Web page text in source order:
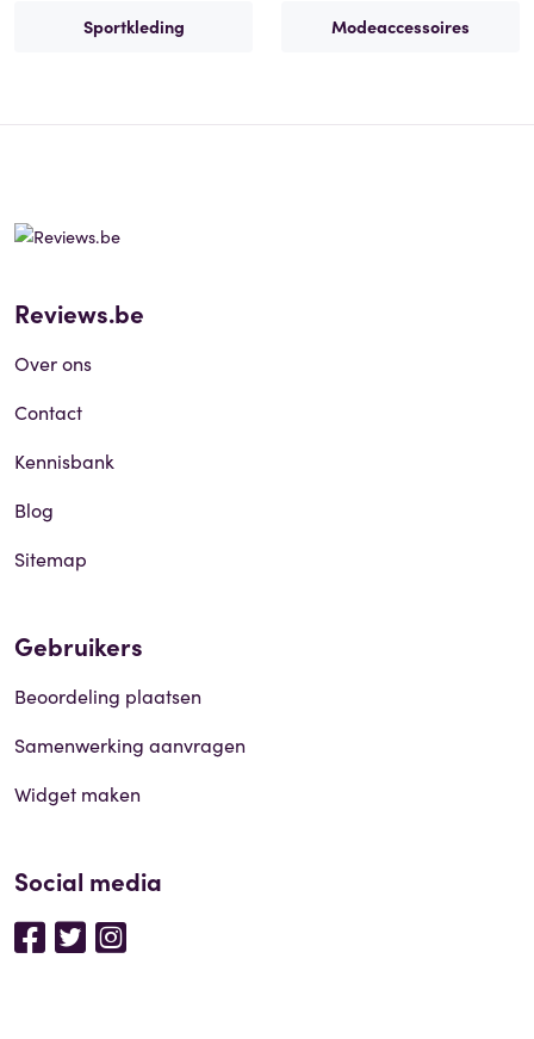
Sportkleding Modeaccessoires
Reviews.be
Over ons
Contact
Kennisbank
Blog
Sitemap
Gebruikers
Beoordeling plaatsen
Samenwerking aanvragen
Widget maken
Social media